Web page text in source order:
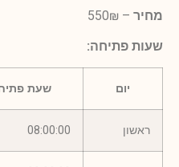
מחיר – 550₪
שעות פתיחה:
יום שעת
ראשון 08:00:00